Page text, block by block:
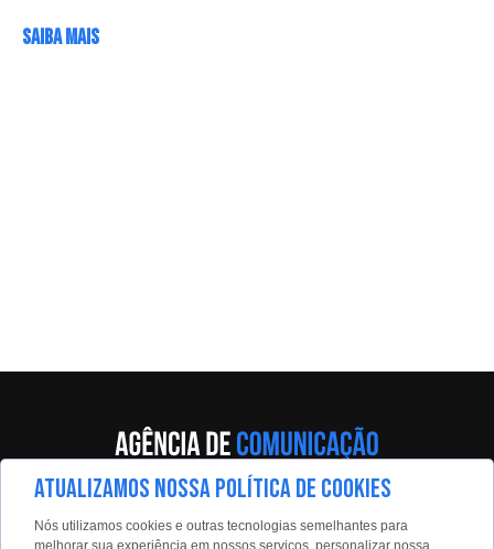
SAIBA MAIS
Av. Eng. Caetano Álvares, 55 - 5º andar
Limão, São Paulo, 02598-900
ATUALIZAMOS NOSSA POLÍTICA DE COOKIES
Nós utilizamos cookies e outras tecnologias semelhantes para
melhorar sua experiência em nossos serviços, personalizar nossa